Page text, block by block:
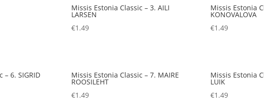
Missis Estonia Classic – 3. AILI
LARSEN
€1.49
Missis Estonia
KONOVALOVA
€1.49
– 6. SIGRID Missis Estonia Classic – 7. MAIRE
ROOSILEHT
€1.49
Missis Estonia
LUIK
€1.49